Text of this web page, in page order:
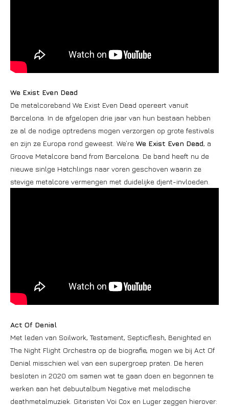
We Exist Even Dead
De metalcoreband We Exist Even Dead opereert vanuit
Barcelona. In de afgelopen drie jaar van hun bestaan hebben
ze al de nodige optredens mogen verzorgen op grote festivals
en zijn ze Europa rond geweest. We’re We Exist Even Dead, a
Groove Metalcore band from Barcelona. De band heeft nu de
nieuwe sinlge Hatchlings naar voren geschoven waarin ze
stevige metalcore vermengen met duidelijke djent-invloeden.
Act Of Denial
Met leden van Soilwork, Testament, Septicflesh, Benighted en
The Night Flight Orchestra op de biografie, mogen we bij Act Of
Denial misschien wel van een supergroep praten. De heren
besloten in 2020 om samen wat te gaan doen en begonnen te
werken aan het debuutalbum Negative met melodische
deathmetalmuziek. Gitaristen Voi Cox en Luger zeggen hierover: